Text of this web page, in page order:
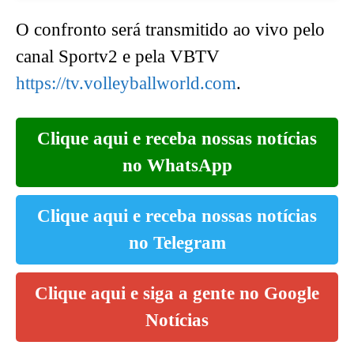
O confronto será transmitido ao vivo pelo
canal Sportv2 e pela VBTV
https://tv.volleyballworld.com.
Clique aqui e receba nossas notícias
no WhatsApp
Clique aqui e receba nossas notícias
no Telegram
Clique aqui e siga a gente no Google
Notícias